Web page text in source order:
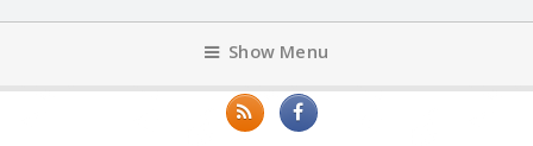
Show Menu